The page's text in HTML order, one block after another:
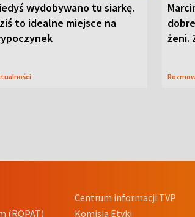
wydobywano tu siarkę.
to idealne miejsce na
żeni.
(ROPAT)
Centrum informacji TVP
Komisja Etyki